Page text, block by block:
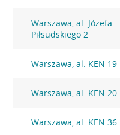
Warszawa, al. Józefa
Piłsudskiego 2
Warszawa, al. KEN 19
Warszawa, al. KEN 20
Warszawa, al. KEN 36